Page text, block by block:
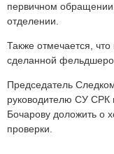
первичном
отделении.
Также отмечается,
сделанной
Председатель
руководителю СУ СРК
Бочарову доложить о
проверки.